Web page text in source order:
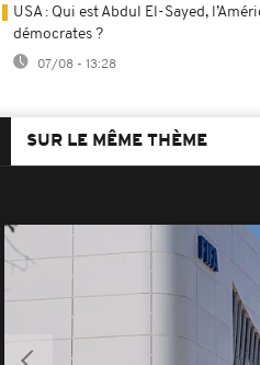
USA : Qui est Abdul El-Sayed,
démocrates ?
07/08 - 13:28
SUR LE MÊME THÈME